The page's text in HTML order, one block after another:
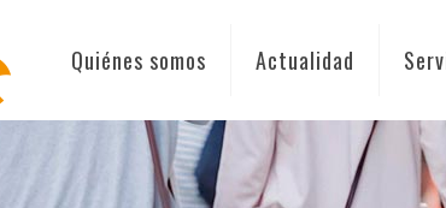
Quiénes somos Actualidad